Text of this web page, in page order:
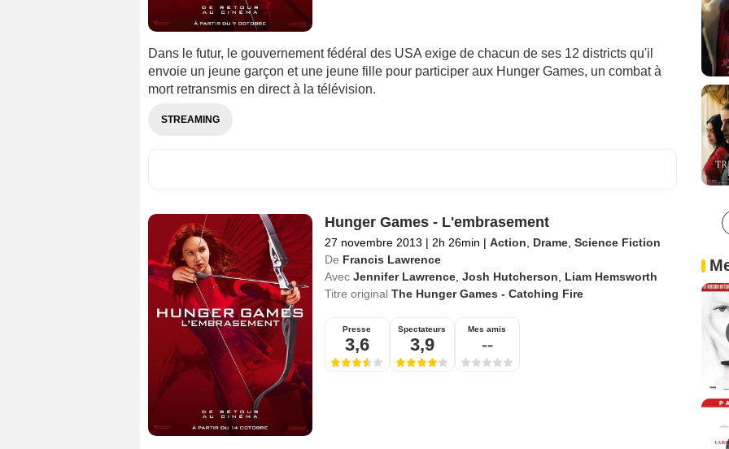
Dans le futur, le gouvernement fédéral des USA exige de chacun de ses 12 districts qu'il
envoie un jeune garçon et une jeune fille pour participer aux Hunger Games, un combat à
mort retransmis en direct à la télévision.
STREAMING
Hunger Games - L'embrasement
27 novembre 2013 | 2h 26min | Action Drame, Science Fiction
De Francis Lawrence
Avec Jennifer Lawrence, Josh Hutcherson
Liam Hemsworth
Titre original The Hunger Games - Catching Fire
Presse
3,6
Spectateurs
3,9
Mes amis
--